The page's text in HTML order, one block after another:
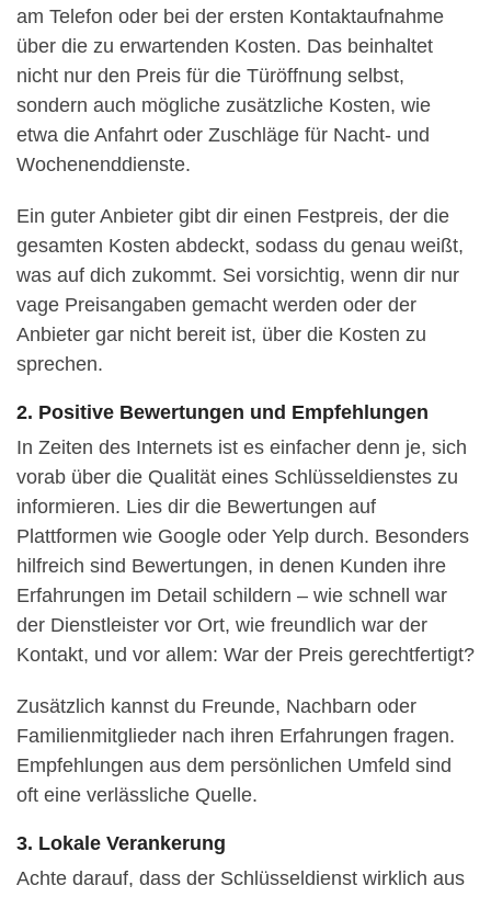
am Telefon oder bei der ersten Kontaktaufnahme
über die zu erwartenden Kosten. Das beinhaltet
nicht nur den Preis für die Türöffnung selbst,
sondern auch mögliche zusätzliche Kosten, wie
etwa die Anfahrt oder Zuschläge für Nacht- und
Wochenenddienste.
Ein guter Anbieter gibt dir einen Festpreis, der die
gesamten Kosten abdeckt, sodass du genau weißt,
was auf dich zukommt. Sei vorsichtig, wenn dir nur
vage Preisangaben gemacht werden oder der
Anbieter gar nicht bereit ist, über die Kosten zu
sprechen.
2. Positive Bewertungen und Empfehlungen
In Zeiten des Internets ist es einfacher denn je, sich
vorab über die Qualität eines Schlüsseldienstes zu
informieren. Lies dir die Bewertungen auf
Plattformen wie Google oder Yelp durch. Besonders
hilfreich sind Bewertungen, in denen Kunden ihre
Erfahrungen im Detail schildern – wie schnell war
der Dienstleister vor Ort, wie freundlich war der
Kontakt, und vor allem: War der Preis gerechtfertigt?
Zusätzlich kannst du Freunde, Nachbarn oder
Familienmitglieder nach ihren Erfahrungen fragen.
Empfehlungen aus dem persönlichen Umfeld sind
oft eine verlässliche Quelle.
3. Lokale Verankerung
Achte darauf, dass der Schlüsseldienst wirklich aus